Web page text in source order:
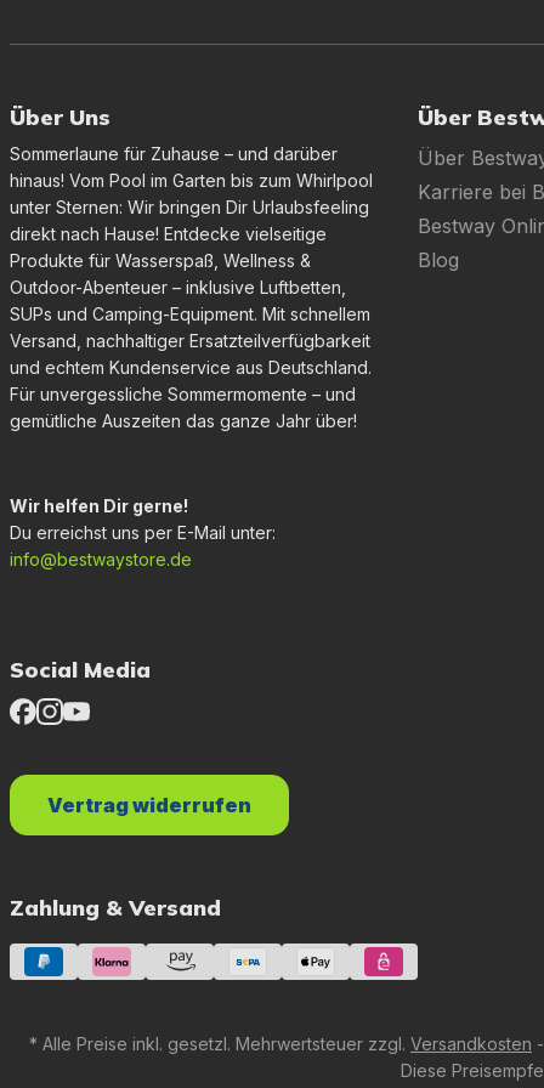
Über Uns
Sommerlaune für Zuhause – und darüber
hinaus! Vom Pool im Garten bis zum Whirlpool
unter Sternen: Wir bringen Dir Urlaubsfeeling
direkt nach Hause! Entdecke vielseitige
Produkte für Wasserspaß, Wellness &
Outdoor-Abenteuer – inklusive Luftbetten,
SUPs und Camping-Equipment. Mit schnellem
Versand, nachhaltiger Ersatzteilverfügbarkeit
und echtem Kundenservice aus Deutschland.
Für unvergessliche Sommermomente – und
gemütliche Auszeiten das ganze Jahr über!
Wir helfen Dir gerne!
Du erreichst uns per E-Mail unter:
info@bestwaystore.de
Über
Über
Karriere bei
Bestway
Blog
Social Media
Zahlung & Versand
Vertrag widerrufen
* Alle Preise inkl. gesetzl. Mehrwertsteuer zzgl. Versandkosten
Diese